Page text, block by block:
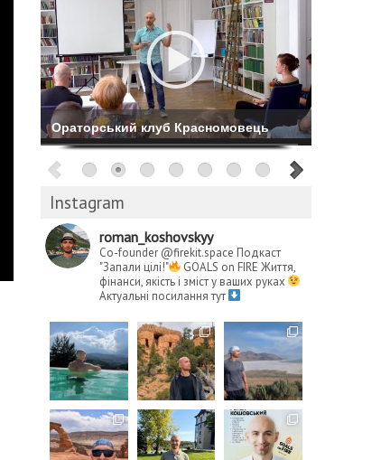
Комбіноване катання на Буковелі
Instagram
roman_koshovskyy
Co-founder @firekit.space Подкаст
"Запали цілі!"
GOALS on FIRE Життя,
фінанси, якість і зміст у ваших руках
Актуальні посилання тут